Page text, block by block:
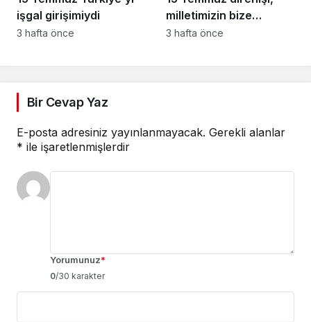
işgal girişimiydi
3 hafta önce
milletimizin bize
yüklediği tarihi
3 hafta önce
Bir Cevap Yaz
E-posta adresiniz yayınlanmayacak. Gerekli alanlar
* ile işaretlenmişlerdir
Yorumunuz*
0/30 karakter